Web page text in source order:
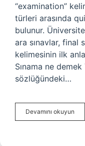
“examination”
türleri arasında
bulunur.
ara sınavlar, final
kelimesinin ilk
Sınama ne
sözlüğündeki…
Devamını okuyun